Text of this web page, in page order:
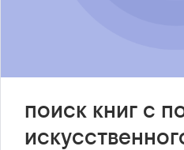
поиск книг с